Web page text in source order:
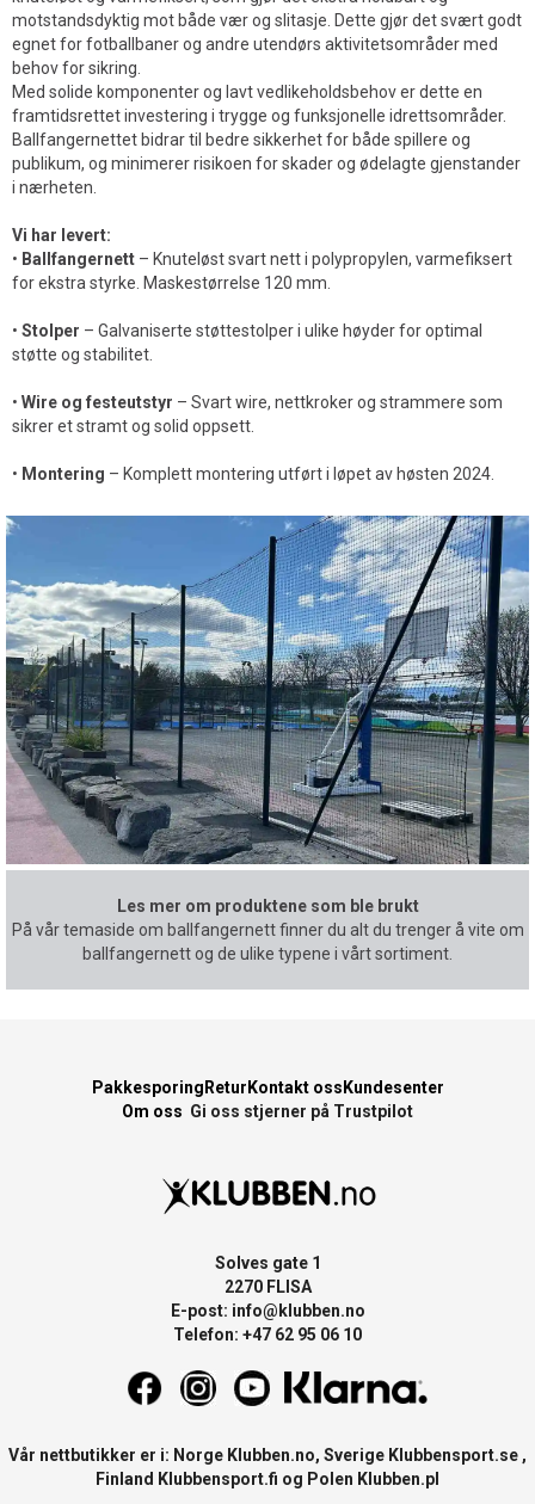
motstandsdyktig mot både vær og slitasje. Dette gjør det svært godt
egnet for fotballbaner og andre utendørs aktivitetsområder med
behov for sikring.
Med solide komponenter og lavt vedlikeholdsbehov er dette en
framtidsrettet investering i trygge og funksjonelle idrettsområder.
Ballfangernettet bidrar til bedre sikkerhet for både spillere og
publikum, og minimerer risikoen for skader og ødelagte gjenstander
i nærheten.
Vi har levert:
• Ballfangernett – Knuteløst svart nett i polypropylen, varmefiksert
for ekstra styrke. Maskestørrelse 120 mm.
• Stolper – Galvaniserte støttestolper i ulike høyder for optimal
støtte og stabilitet.
• Wire og festeutstyr – Svart wire, nettkroker og strammere som
sikrer et stramt og solid oppsett.
• Montering – Komplett montering utført i løpet av høsten 2024.
Les mer om produktene som ble brukt
På vår temaside om ballfangernett finner du alt du trenger å vite om
ballfangernett og de ulike typene i vårt sortiment.
Pakkesporing Retur Kontakt oss Kundesenter
Om oss Gi oss stjerner på Trustpilot
Solves gate 1
2270 FLISA
E-post: info@klubben.no
Telefon: +47 62 95 06 10
Vår nettbutikker er i: Norge Klubben.no, Sverige Klubbensport.se ,
Finland Klubbensport.fi og Polen Klubben.pl